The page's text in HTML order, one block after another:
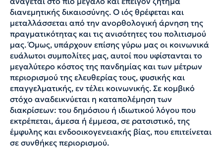
διανεμητικής δικαιοσύνης. Ο ιός θρέφεται και
μεταλλάσσεται από την ανορθολογική άρνηση της
πραγματικότητας και τις ανισότητες του πολιτισμού
μας. Όμως, υπάρχουν επίσης γύρω μας οι κοινωνικά
ευάλωτοι συμπολίτες μας, αυτοί που υφίστανται το
μεγαλύτερο κόστος της πανδημίας και των μέτρων
περιορισμού της ελευθερίας τους, φυσικής και
επαγγελματικής, εν τέλει κοινωνικής. Σε κομβικό
στόχο αναδεικνύεται η καταπολέμηση των
διακρίσεων: του δημόσιου ή ιδιωτικού λόγου που
εκτρέπεται, άμεσα ή έμμεσα, σε ρατσιστικό, της
έμφυλης και ενδοοικογενειακής βίας, που επιτείνεται
σε συνθήκες περιορισμού.